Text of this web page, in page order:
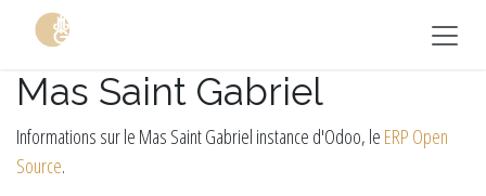
Se rendre au contenu
Mas Saint Gabriel
Informations sur le Mas Saint Gabriel instance d'Odoo, le ERP Open
Source.